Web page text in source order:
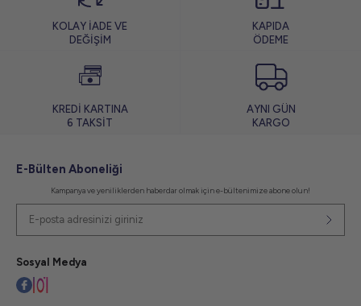
KOLAY İADE VE
DEĞİŞİM
KAPIDA
ÖDEME
KREDİ KARTINA
6 TAKSİT
AYNI GÜN
KARGO
E-Bülten Aboneliği
Kampanya ve yeniliklerden haberdar olmak için e-bültenimize abone olun!
Sosyal Medya